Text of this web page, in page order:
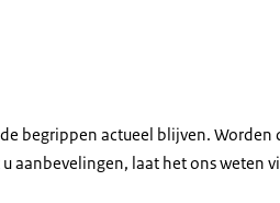
begrippen actueel blijven. Worden
aanbevelingen, laat het ons weten